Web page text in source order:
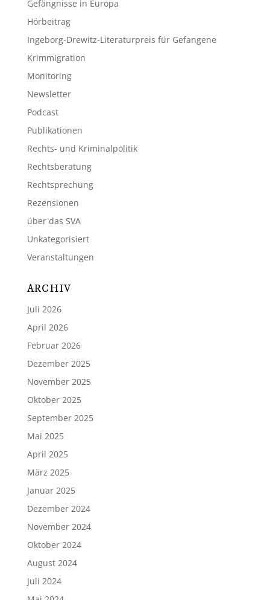
Gefängnisse in Europa
Hörbeitrag
Ingeborg-Drewitz-Literaturpreis für Gefangene
Krimmigration
Monitoring
Newsletter
Podcast
Publikationen
Rechts- und Kriminalpolitik
Rechtsberatung
Rechtsprechung
Rezensionen
über das SVA
Unkategorisiert
Veranstaltungen
ARCHIV
Juli 2026
April 2026
Februar 2026
Dezember 2025
November 2025
Oktober 2025
September 2025
Mai 2025
April 2025
März 2025
Januar 2025
Dezember 2024
November 2024
Oktober 2024
August 2024
Juli 2024